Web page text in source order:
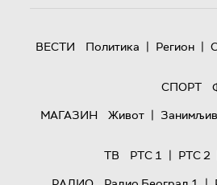
ВЕСТИ Политика | Регион |
СПОРТ
МАГАЗИН
Живот |
ТВ
РТС 1 | РТС 2